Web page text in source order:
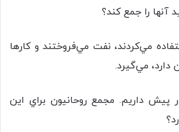
آنها را جمع كند؟
مي‌كردند، نفت مي‌فروختند و كارها
دارد، مي‌گيرد.
پیش داریم. مجمع روحانيون براي اين